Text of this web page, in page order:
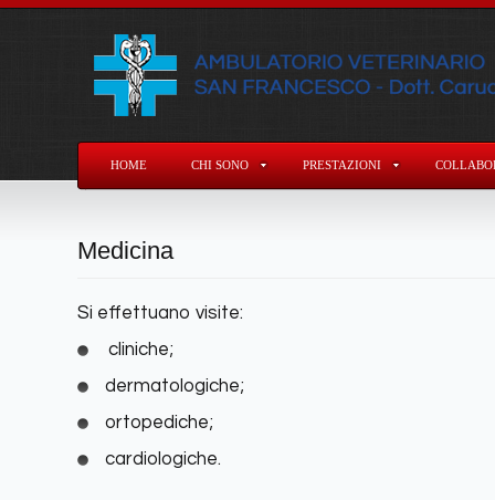
HOME CHI SONO PRESTAZIONI
Medicina
Si effettuano visite:
cliniche;
dermatologiche;
ortopediche;
cardiologiche.